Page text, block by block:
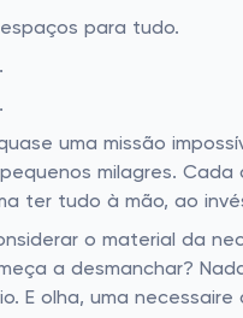
para tudo.
uma missão
milagres.
ter tudo à mão, ao
o material da
a desmanchar?
E olha, uma